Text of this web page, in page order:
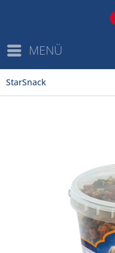
MENÜ
StarSnack